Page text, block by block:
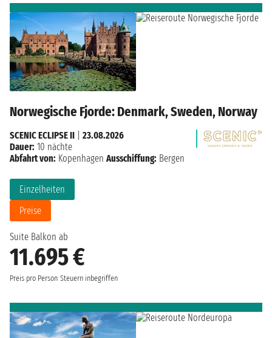
Norwegische Fjorde: Denmark, Sweden, Norway
Suite Balkon ab
11.695 €
Preis pro Person Steuern inbegriffen
Einzelheiten
Preise
SCENIC ECLIPSE II
23.08.2026
Dauer: 10 nächte
Abfahrt von: Kopenhagen Ausschiffung: Bergen